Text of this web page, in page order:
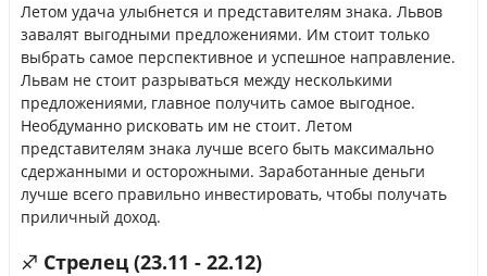
Летом удача улыбнется и представителям знака. Львов
завалят выгодными предложениями. Им стоит только
выбрать самое перспективное и успешное направление.
Львам не стоит разрываться между несколькими
предложениями, главное получить самое выгодное.
Необдуманно рисковать им не стоит. Летом
представителям знака лучше всего быть максимально
сдержанными и осторожными. Заработанные деньги
лучше всего правильно инвестировать, чтобы получать
приличный доход.
♐ Стрелец (23.11 - 22.12)